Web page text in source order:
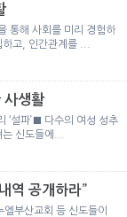
통해 사회를 미리 경험하
고, 인간관계를 ...
사생활
‘설파’■ 다수의 여성 성추
신도들에...
역 공개하라”
부산교회 등 신도들이